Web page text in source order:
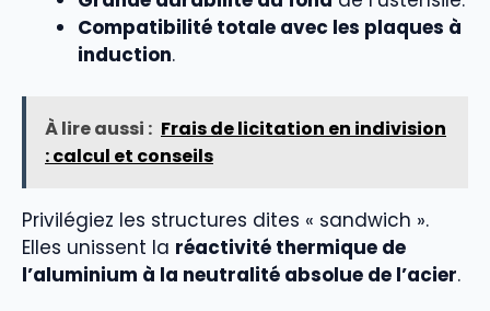
Compatibilité totale avec les plaques à
induction.
À lire aussi : Frais de licitation en indivision
: calcul et conseils
Privilégiez les structures dites « sandwich ».
Elles unissent la réactivité thermique de
l’aluminium à la neutralité absolue de l’acier.